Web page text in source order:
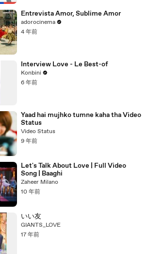
Entrevista Amor, Sublime Amor
adorocinema
4 年前
Interview Love - Le Best-of
Konbini
6 年前
Yaad hai mujhko tumne kaha tha Video
Status
Video Status
9 年前
Let's Talk About Love | Full Video
Song | Baaghi
Zaheer Milano
10 年前
いい友
GIANTS_LOVE
17 年前